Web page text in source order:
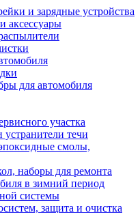
и зарядные устройства
аксессуары
для автомобиля
участка
устранители течи
смолы,
наборы для ремонта
в зимний период
системы
защита и очистка